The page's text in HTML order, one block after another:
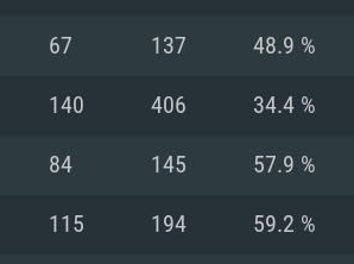
MAC
권장 사양
운영체제:
권장 사양
운영체제: Mac
권장 사양
운영체제:
67 137 48.9 %
140 406 34.4 %
84 145 57.9 %
115 194 59.2 %